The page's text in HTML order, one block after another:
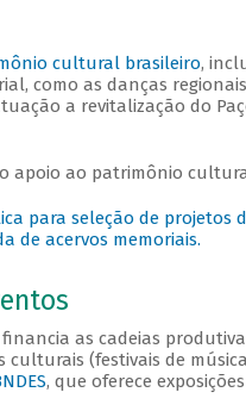
cultural brasileiro,
como as danças
a revitalização do
apoio ao patrimônio
para seleção de
de acervos memoriais.
as cadeias
culturais (festivais de
, que oferece